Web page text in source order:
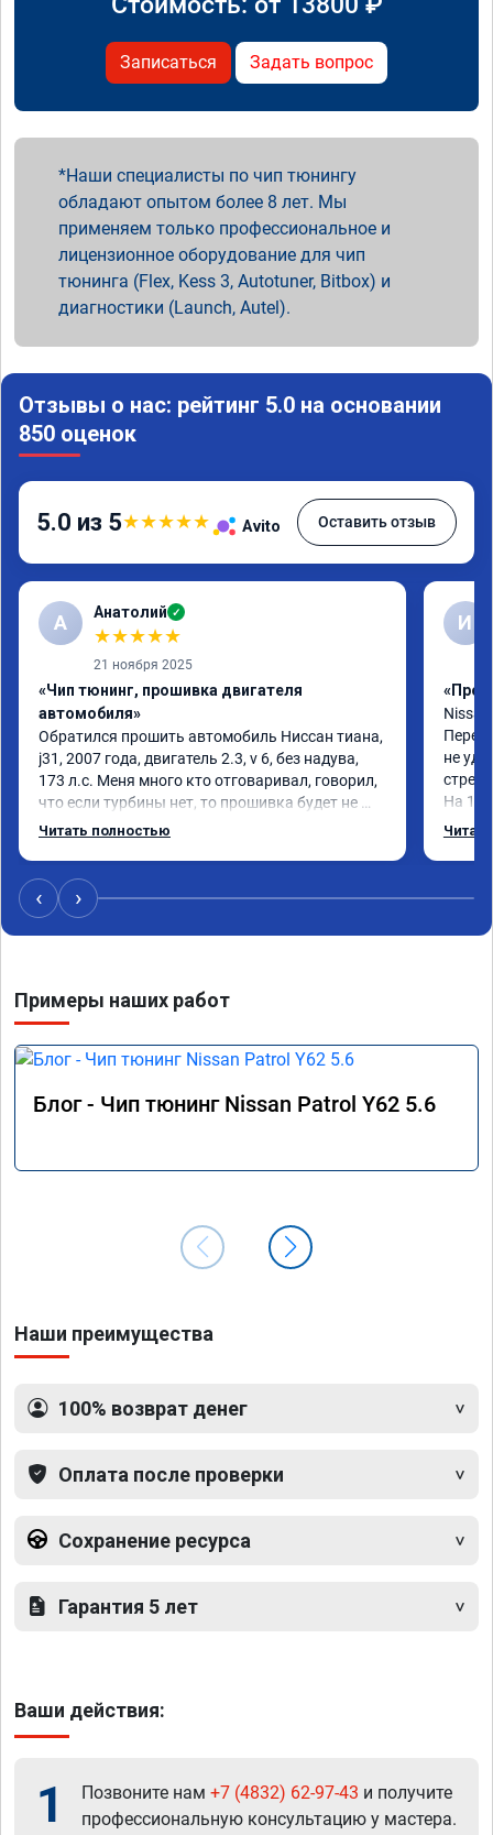
Записаться Задать вопрос
Наши специалисты по чип тюнингу
обладают опытом более 8 лет. Мы
применяем только профессиональное и
лицензионное оборудование для чип
тюнинга (Flex, Kess 3, Autotuner, Bitbox) и
диагностики (Launch, Autel).
Отзывы о нас: рейтинг 5.0 на основании
850 оценок
5.0 из 5★★★★★ Avito Оставить отзыв
А Анатолий ✓
★★★★★
21 ноября 2025
«Чип тюнинг, прошивка двигателя
автомобиля»
Обратился прошить автомобиль Ниссан тиана,
j31, 2007 года, двигатель 2.3, v 6, без надува,
173 л.с. Меня много кто отговаривал, говорил,
что если турбины нет, то прошивка будет не
заметна и смысла платить за прошивку деньги
автомобиль стал живым, раскручивать
двигатель больше не надо, реакция на нажатие
газа стала молниеносной, пропала вялость и
РЕКОМЕНДУЮ!!!
Читать полностью
И
не
На
без
‹ ›
Примеры наших работ
Блог - Чип тюнинг Nissan Patrol Y62 5.6
Наши преимущества
100% возврат денег
Оплата после проверки
Сохранение ресурса
Гарантия 5 лет
Ваши действия:
1 Позвоните нам +7 (4832) 62-97-43 и получите
профессиональную консультацию у мастера.